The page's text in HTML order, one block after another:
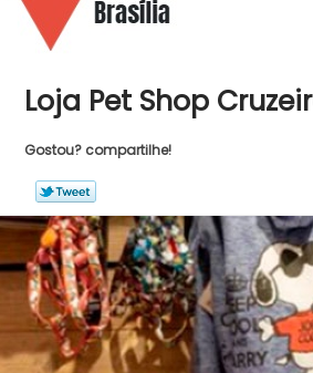
Loja Pet Shop
Gostou? compartilhe!